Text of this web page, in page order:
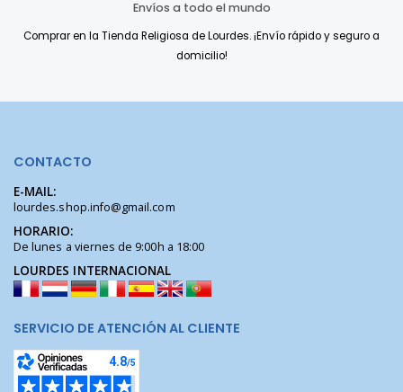
Envíos a todo el mundo
Comprar en la Tienda Religiosa de Lourdes. ¡Envío rápido y seguro a
domicilio!
CONTACTO
E-MAIL:
lourdes.shop.info@gmail.com
HORARIO:
De lunes a viernes de 9:00h a 18:00
LOURDES INTERNACIONAL
SERVICIO DE ATENCIÓN AL CLIENTE